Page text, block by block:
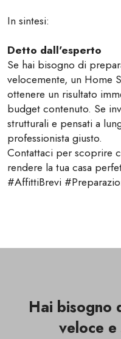
In sintesi:
Detto dall'esperto
Se hai bisogno di
velocemente, un Home
ottenere un risultato
budget contenuto. Se
strutturali e pensati a
professionista giusto.
Contattaci per scoprire
rendere la tua casa
#AffittiBrevi
Hai bisogno
veloce e